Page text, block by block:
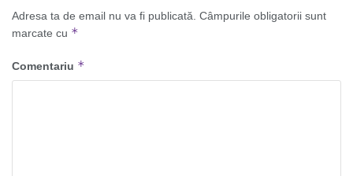
Adresa ta de email nu va fi publicată. Câmpurile obligatorii sunt
marcate cu *
Comentariu *